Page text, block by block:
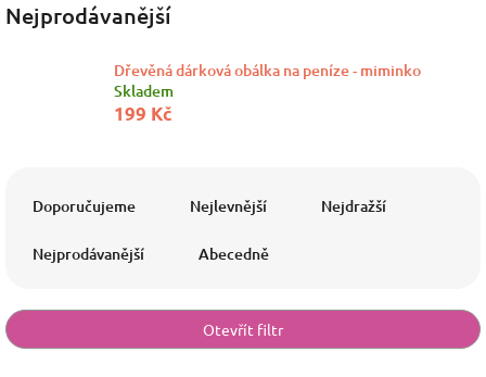
Nejprodávanější
Dřevěná dárková obálka na peníze - miminko
Skladem
199 Kč
p
r
Doporučujeme Nejlevnější Nejdražší
Nejprodávanější Abecedně
Otevřít filtr